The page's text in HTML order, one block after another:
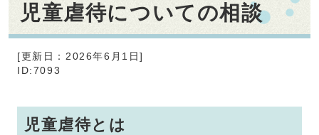
児童虐待についての相談
[更新日：2026年6月1日]
ID:7093
児童虐待とは